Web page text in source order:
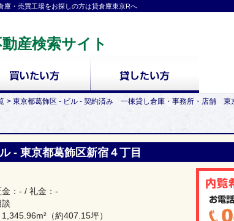
庫・売買工場をお探しの方は貸倉庫東京Rへ
産検索サイト
東京都葛飾区 - ビル - 契約済み 一棟貸し倉庫・事務所・店舗 東
- 東京都葛飾区新宿４丁目
：- / 礼金：-
談
1,345.96m² （約407.15坪）